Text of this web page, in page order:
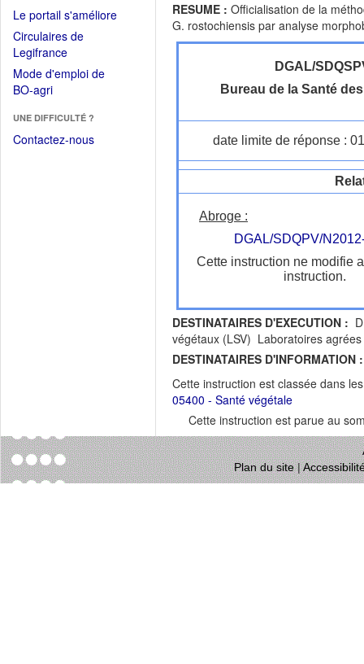
Le portail s'améliore(Fichier
Circulaires de
Legifrance(Ouvrir
dans
une
fenêtre)
Mode d'emploi de
BO-agri(Ouvrir
une
nouvelle
UNE DIFFICULTÉ ?
Contactez-nous
RESUME : Officialisation de la
G. rostochiensis par analyse
DGAL/
Bureau de la Santé
date limite de réponse :
Abroge :
DGAL/SDQPV/
Cette instruction ne modifie
instruction.
DESTINATAIRES D'EXECUTION :
végétaux (LSV) Laboratoires agrées
DESTINATAIRES D'INFORMATION :
Cette instruction est classée dans
05400 - Santé végétale
Cette instruction est parue au
Plan du site|